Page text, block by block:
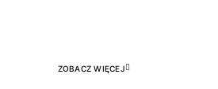
ZOBACZ WIĘCEJ